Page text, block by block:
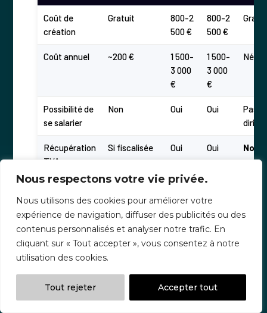
Nous respectons votre vie privée.
Nous utilisons des cookies pour améliorer votre
expérience de navigation, diffuser des publicités ou des
contenus personnalisés et analyser notre trafic. En
cliquant sur « Tout accepter », vous consentez à notre
utilisation des cookies.
Tout rejeter Accepter tout
Coût de
création
Gratuit
800-2
500 €
800-2
500 €
Coût annuel ~200 €
1 500-
3 000
€
1 500-
3 000
€
Possibilité de
se salarier
Non Oui Oui
Pas
Récupération
TVA
Si fiscalisée Oui Oui Non
Plafond CA Variable Aucun Aucun
Employer
artistes-
interprètes
Oui Oui Oui Non
Adapté pour
scaler
Non